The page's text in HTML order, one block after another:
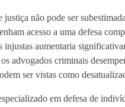
não pode ser
acesso a uma defesa
injustas aumentaria
advogados criminais
ser vistas como
em defesa de